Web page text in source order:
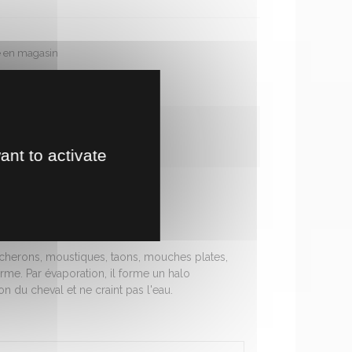
en magasin
moustiques, taons, mouches plates,
Par évaporation, il forme un halo
du cheval et ne craint pas l'eau.
to activate